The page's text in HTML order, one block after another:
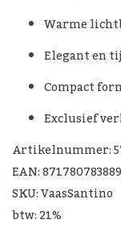
Warme
Elegant en
Compact
Exclusief
Artikelnummer:
EAN:
SKU: VaasSantino
btw: 21%